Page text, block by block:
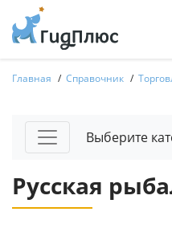
Главная Справочник
Выберите
Русская